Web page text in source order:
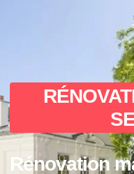
Rénovation